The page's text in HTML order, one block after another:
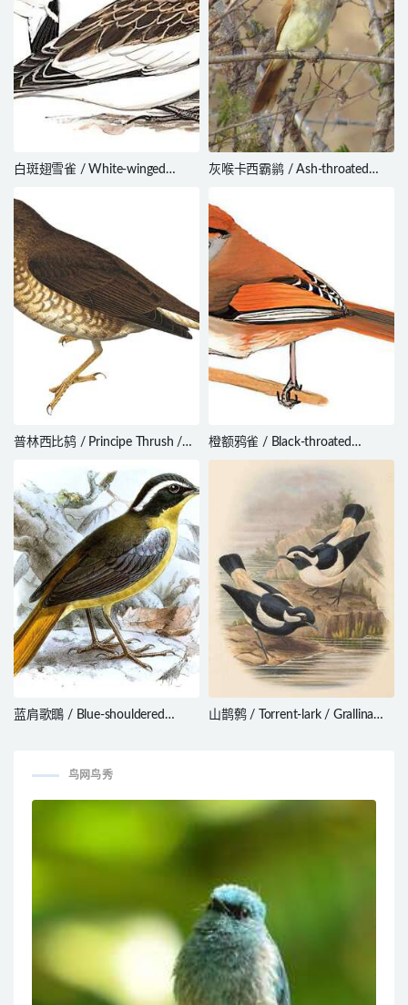
白斑翅雪雀 / White-winged
灰喉卡西霸鹟 / Ash-throated
普林西比鸫 / Principe Thrush /
橙额鸦雀 / Black-throated
Parrotbill / Suthora nipalensis
蓝肩歌䳭 / Blue-shouldered
山鹊鹩 / Torrent-lark / Grallina
鸟网鸟秀